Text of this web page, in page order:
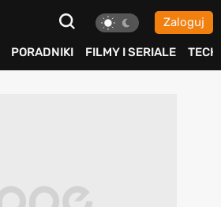
Zaloguj
PORADNIKI FILMY I SERIALE TECH